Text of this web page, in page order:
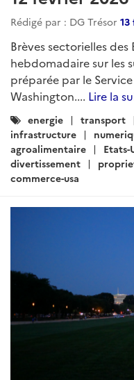
Etats-Unis –
Brèves sectorielles
hebdomadaire sur les
préparée par le
Catégories
:
energie transport
infrastructure
agroalimentaire
Etats-
divertissement